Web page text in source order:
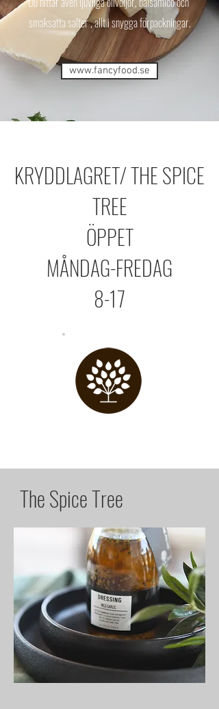
smaksatta salter , allt i snygga förpackningar.
www.fancyfood.se
KRYDDLAGRET/ THE SPICE
TREE
ÖPPET
MÅNDAG-FREDAG
8-17
The Spice Tree